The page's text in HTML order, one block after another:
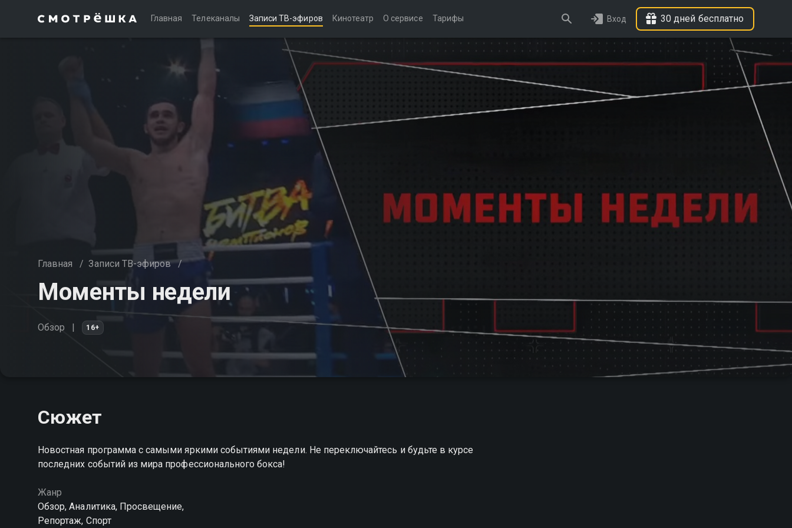
Главная Телеканалы Записи ТВ-эфиров Кинотеатр О сервисе Тарифы Вход 30 дней бесплатно
Главная / Записи ТВ-эфиров /
Моменты недели
Обзор 16+
Сюжет
Новостная программа с самыми яркими событиями недели. Не переключайтесь и будьте в курсе
последних событий из мира профессионального бокса!
Жанр
Обзор, Аналитика, Просвещение,
Репортаж, Спорт